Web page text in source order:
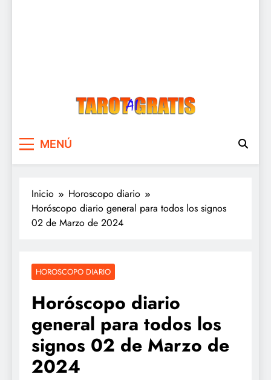
MENÚ
Inicio
Horoscopo diario
Horóscopo diario general para todos los signos
02 de Marzo de 2024
HOROSCOPO DIARIO
Horóscopo diario
general para todos los
signos 02 de Marzo de
2024